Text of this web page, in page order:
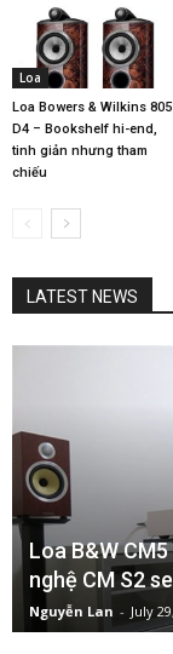
Loa
Loa Bowers & Wilkins 805
D4 – Bookshelf hi-end,
tinh giản nhưng tham
chiếu
LATEST NEWS
Loa B&W
nghệ CM S2
Nguyễn Lan - July